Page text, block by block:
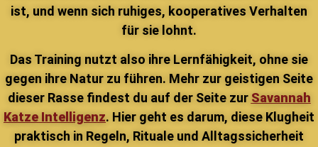
ist, und wenn sich ruhiges, kooperatives Verhalten
für sie lohnt.
Das Training nutzt also ihre Lernfähigkeit, ohne sie
gegen ihre Natur zu führen. Mehr zur geistigen Seite
dieser Rasse findest du auf der Seite zur Savannah
Katze Intelligenz. Hier geht es darum, diese Klugheit
praktisch in Regeln, Rituale und Alltagssicherheit